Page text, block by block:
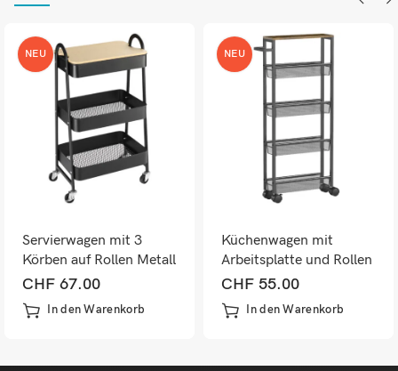
NEU
Servierwagen mit 3
Körben auf Rollen Metall
Kunststoff schwarz
CHF 67.00
In den Warenkorb
NEU
Küchenwagen mit
Arbeitsplatte und Rollen
5 Ebenen schwarz
CHF 55.00
In den Warenkorb